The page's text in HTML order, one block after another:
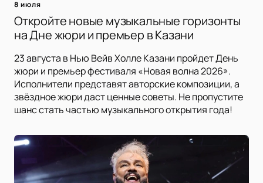
8 июля
Откройте новые музыкальные горизонты
на Дне жюри и премьер в Казани
23 августа в Нью Вейв Холле Казани пройдет День
жюри и премьер фестиваля «Новая волна 2026».
Исполнители представят авторские композиции, а
звёздное жюри даст ценные советы. Не пропустите
шанс стать частью музыкального открытия года!